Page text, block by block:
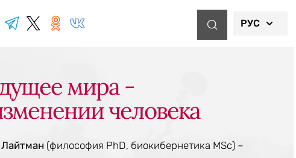
РУС
мира -
человека
(философия PhD, биокибернетика MSc) –